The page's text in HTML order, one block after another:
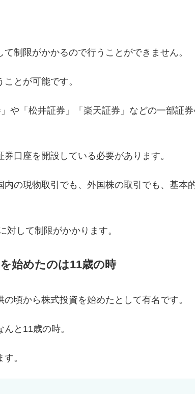
制限がかかるので行うことができません。
とが可能です。
や「松井証券」「楽天証券」などの一部証券
口座を開設している必要があります。
の現物取引でも、外国株の取引でも、基本
して制限がかかります。
始めたのは11歳の時
頃から株式投資を始めたとして有名です。
と11歳の時。
。